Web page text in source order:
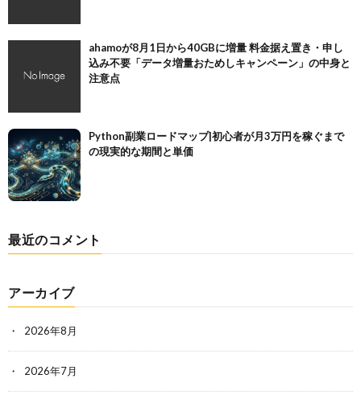
ahamoが8月1日から40GBに増量 料金据え置き・申し
込み不要「データ増量おためしキャンペーン」の中身と
注意点
Python副業ロードマップ|初心者が月3万円を稼ぐまで
の現実的な期間と単価
最近のコメント
アーカイブ
2026年8月
2026年7月